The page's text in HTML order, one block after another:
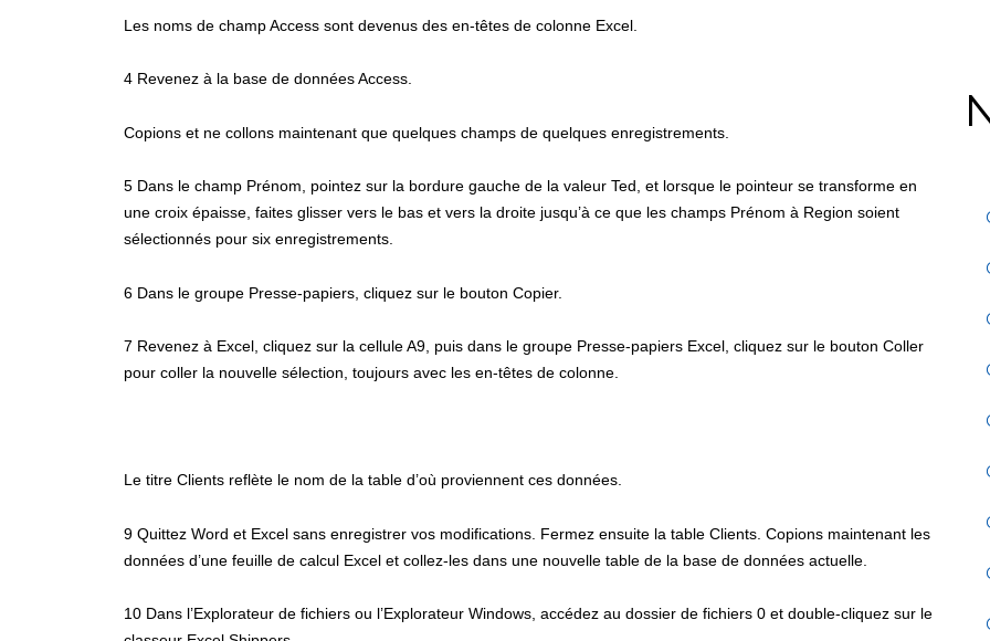
Les noms de champ Access sont devenus des en-têtes de colonne Excel.
4 Revenez à la base de données Access.
Copions et ne collons maintenant que quelques champs de quelques enregistrements.
5 Dans le champ Prénom, pointez sur la bordure gauche de la valeur Ted, et lorsque le pointeur se transforme en
une croix épaisse, faites glisser vers le bas et vers la droite jusqu’à ce que les champs Prénom à Region soient
sélectionnés pour six enregistrements.
6 Dans le groupe Presse-papiers, cliquez sur le bouton Copier.
7 Revenez à Excel, cliquez sur la cellule A9, puis dans le groupe Presse-papiers Excel, cliquez sur le bouton Coller
pour coller la nouvelle sélection, toujours avec les en-têtes de colonne.
Le titre Clients reflète le nom de la table d’où proviennent ces données.
9 Quittez Word et Excel sans enregistrer vos modifications. Fermez ensuite la table Clients. Copions maintenant les
données d’une feuille de calcul Excel et collez-les dans une nouvelle table de la base de données actuelle.
10 Dans l’Explorateur de fichiers ou l’Explorateur Windows, accédez au dossier de fichiers 0 et double-cliquez sur le